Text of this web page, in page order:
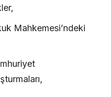
Mahkemesi’ndeki